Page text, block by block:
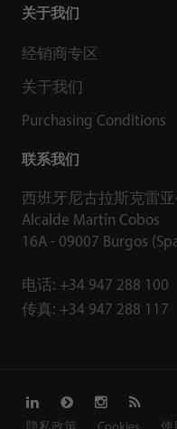
关于我们
经销商专区
关于我们
Purchasing Conditions
联系我们
西班牙尼古拉斯克雷亚
Alcalde Martín Cobos
16A - 09007 Burgos
电话: +34 947 288 100
传真: +34 947 288 117